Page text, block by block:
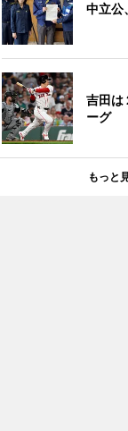
中立公
吉田
ーグ
もっと